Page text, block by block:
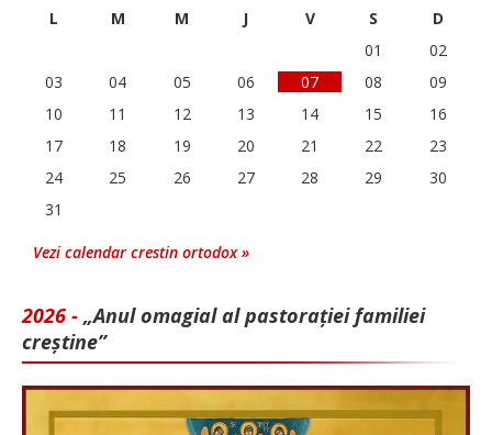
L M M J V S
D
01
02
03
04 05 06 07 08
09
10
11 12 13 14 15
16
17
18 19 20 21 22
23
24
25 26 27 28 29
30
31
Vezi calendar crestin ortodox »
2026 - „Anul omagial al pastorației familiei
creștine”